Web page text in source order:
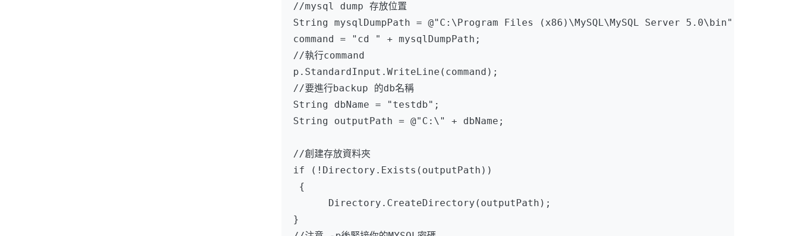
//mysql dump 存放位置
String mysqlDumpPath = @"C:\Program Files (x86)\MySQL\MySQL Server 5.0\bin";
command = "cd " + mysqlDumpPath;
//執行command
p.StandardInput.WriteLine(command);
//要進行backup 的db名稱
String dbName = "testdb";
String outputPath = @"C:\" + dbName;
//創建存放資料夾
if (!Directory.Exists(outputPath))
{
      Directory.CreateDirectory(outputPath);
}